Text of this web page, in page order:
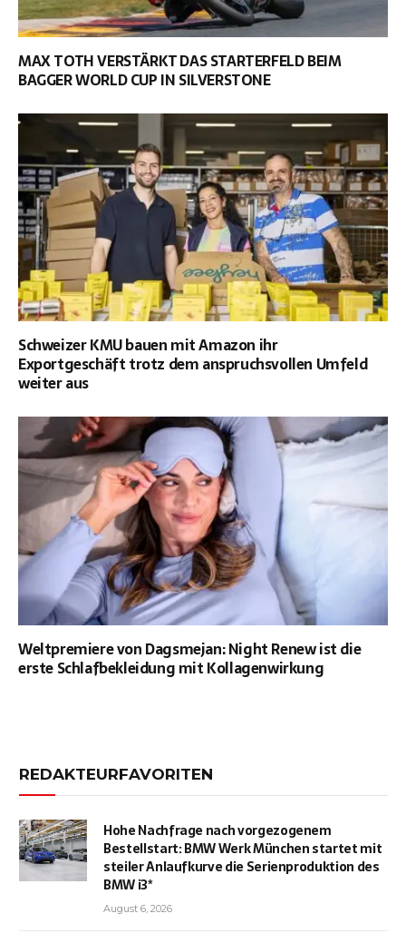
MAX TOTH VERSTÄRKT DAS STARTERFELD BEIM
BAGGER WORLD CUP IN SILVERSTONE
Schweizer KMU bauen mit Amazon ihr
Exportgeschäft trotz dem anspruchsvollen Umfeld
weiter aus
Weltpremiere von Dagsmejan: Night Renew ist die
erste Schlafbekleidung mit Kollagenwirkung
REDAKTEURFAVORITEN
Hohe Nachfrage nach vorgezogenem
Bestellstart: BMW Werk München startet mit
steiler Anlaufkurve die Serienproduktion des
BMW i3*
August 6, 2026